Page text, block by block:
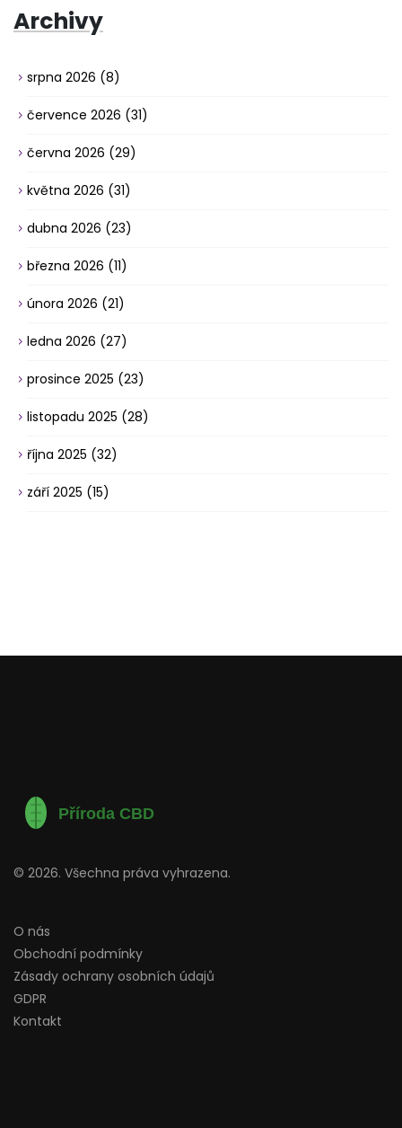
Archivy
srpna 2026 (8)
července 2026 (31)
června 2026 (29)
května 2026 (31)
dubna 2026 (23)
března 2026 (11)
února 2026 (21)
ledna 2026 (27)
prosince 2025 (23)
listopadu 2025 (28)
října 2025 (32)
září 2025 (15)
© 2026. Všechna práva vyhrazena.
O nás
Obchodní podmínky
Zásady ochrany osobních údajů
GDPR
Kontakt